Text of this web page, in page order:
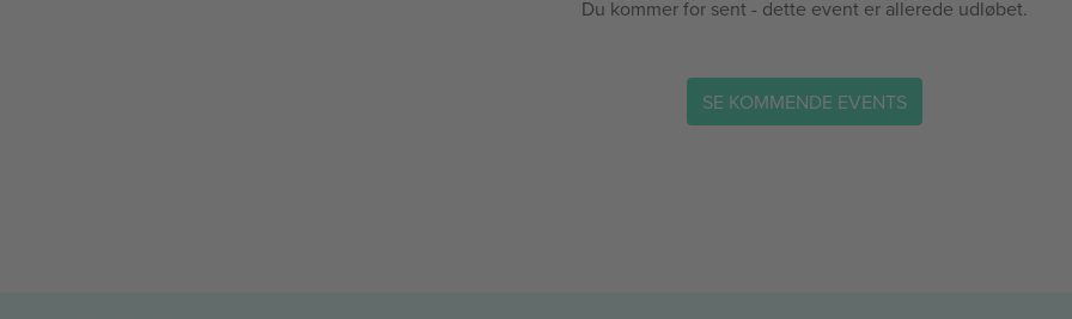
Du kommer for sent - dette event er allerede udløbet.
SE KOMMENDE EVENTS